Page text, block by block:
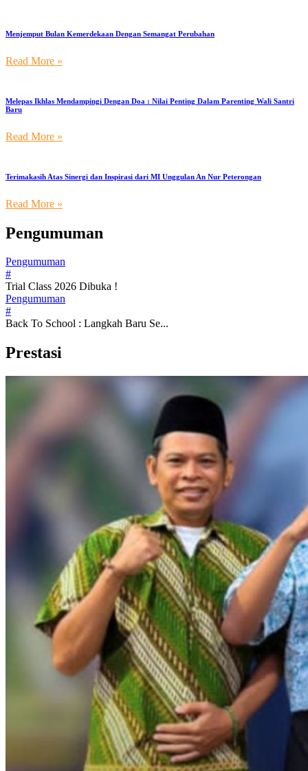
Menjemput Bulan Kemerdekaan Dengan Semangat Perubahan
Read More »
Melepas Ikhlas Mendampingi Dengan Doa : Nilai Penting Dalam Parenting Wali Santri
Baru
Read More »
Terimakasih Atas Sinergi dan Inspirasi dari MI Unggulan An Nur Peterongan
Read More »
Pengumuman
Pengumuman
#
Trial Class 2026 Dibuka !
Pengumuman
#
Back To School : Langkah Baru Se...
Prestasi